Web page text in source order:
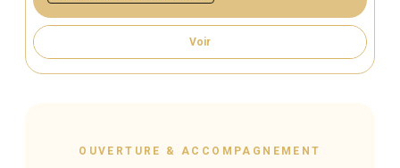
Voir
OUVERTURE & ACCOMPAGNEMENT